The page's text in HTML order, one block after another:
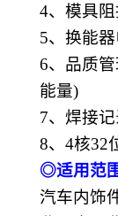
4、模具阻
5、换能器
6、品质
能量)
7、焊接
8、4核32
◎适用范
汽车内饰